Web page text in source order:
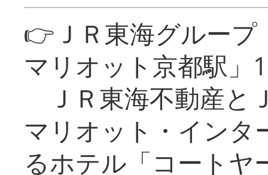
👉ＪＲ東海グルー
マリオット京都駅」
ＪＲ東海不動産と
マリオット・インタ
るホテル「コートヤ